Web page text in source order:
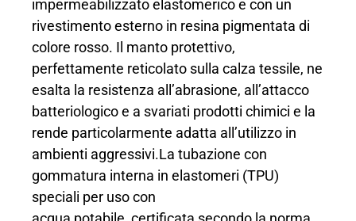
impermeabilizzato elastomerico e con un
rivestimento esterno in resina pigmentata di
colore rosso. Il manto protettivo,
perfettamente reticolato sulla calza tessile, ne
esalta la resistenza all’abrasione, all’attacco
batteriologico e a svariati prodotti chimici e la
rende particolarmente adatta all’utilizzo in
ambienti aggressivi.La tubazione con
gommatura interna in elastomeri (TPU)
speciali per uso con